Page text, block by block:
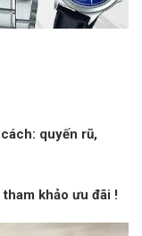
quyến rũ,
khảo ưu đãi !